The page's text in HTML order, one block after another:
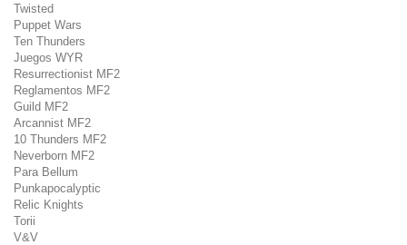
Twisted
Puppet Wars
Ten Thunders
Juegos WYR
Resurrectionist MF2
Reglamentos MF2
Guild MF2
Arcannist MF2
10 Thunders MF2
Neverborn MF2
Para Bellum
Punkapocalyptic
Relic Knights
Torii
V&V